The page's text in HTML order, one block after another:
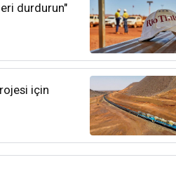
durdurun"
için